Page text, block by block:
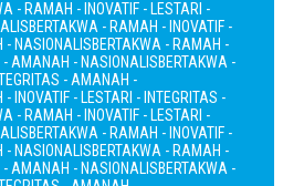
- RAMAH - INOVATIF - LESTARI -
BERTAKWA - RAMAH - INOVATIF -
- NASIONALISBERTAKWA - RAMAH -
- AMANAH - NASIONALISBERTAKWA -
- AMANAH -
INOVATIF - LESTARI - INTEGRITAS -
- RAMAH - INOVATIF - LESTARI -
BERTAKWA - RAMAH - INOVATIF -
- NASIONALISBERTAKWA - RAMAH -
- AMANAH - NASIONALISBERTAKWA -